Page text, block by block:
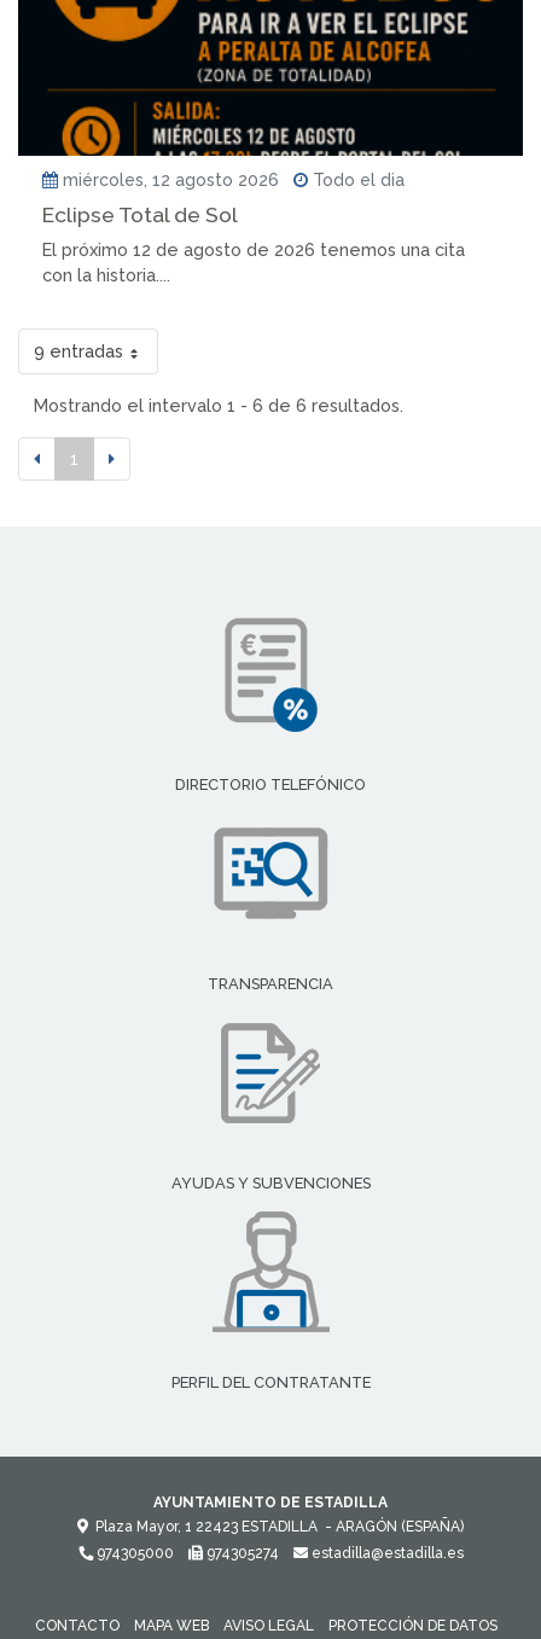
miércoles, 12 agosto 2026 Todo el dia
Eclipse Total de Sol
El próximo 12 de agosto de 2026 tenemos una cita
con la historia....
9 entradas
Mostrando el intervalo 1 - 6 de 6 resultados.
1
DIRECTORIO TELEFÓNICO
TRANSPARENCIA
AYUDAS Y SUBVENCIONES
PERFIL DEL CONTRATANTE
AYUNTAMIENTO DE ESTADILLA
Plaza Mayor, 1 22423 ESTADILLA - ARAGÓN (ESPAÑA)
974305000
974305274 estadilla@estadilla.es
CONTACTO MAPA WEB AVISO LEGAL PROTECCIÓN DE DATOS